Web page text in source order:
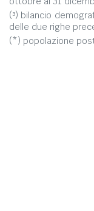
(³) bilancio
delle due righe
(*) popolazione